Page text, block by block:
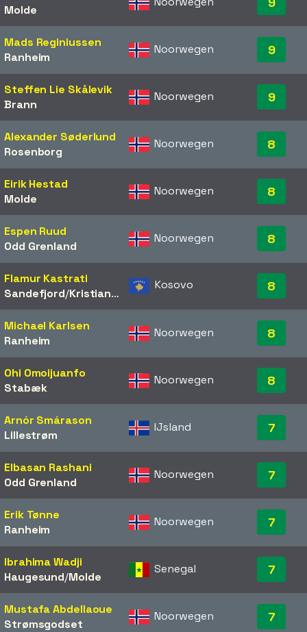
Molde
Mads Reginiussen
Ranheim
Noorwegen 9
Steffen Lie Skålevik
Brann
Noorwegen 9
Alexander Søderlund
Rosenborg
Noorwegen 8
Eirik Hestad
Molde
Noorwegen 8
Espen Ruud
Odd Grenland
Noorwegen 8
Flamur Kastrati
Sandefjord/​Kristiansund
Kosovo 8
Michael Karlsen
Ranheim
Noorwegen 8
Ohi Omoijuanfo
Stabæk
Noorwegen 8
Arnór Smárason
Lillestrøm
IJsland 7
Elbasan Rashani
Odd Grenland
Noorwegen 7
Erik Tønne
Ranheim
Noorwegen 7
Ibrahima Wadji
Haugesund/​Molde
Senegal 7
Mustafa Abdellaoue
Strømsgodset
Noorwegen 7